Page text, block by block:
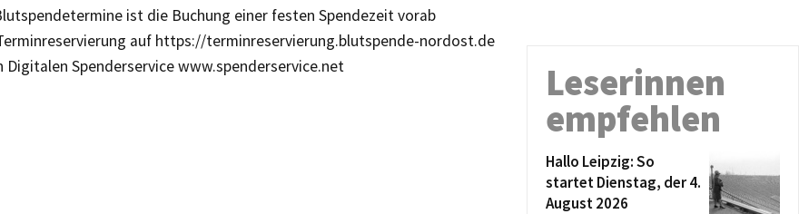
ist die Buchung einer festen Spendezeit vorab
auf https://terminreservierung.blutspende-nordost.de
Digitalen Spenderservice www.spenderservice.net
Leserinnen
empfehlen
Hallo Leipzig: So
startet Dienstag, der 4.
August 2026